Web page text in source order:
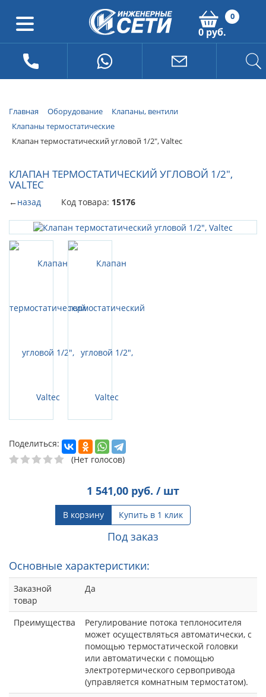
0
0 руб.
Главная Оборудование
Клапаны, вентили
Клапаны термостатические
Клапан термостатический угловой 1/2", Valtec
КЛАПАН ТЕРМОСТАТИЧЕСКИЙ УГЛОВОЙ 1/2",
VALTEC
←назад Код товара: 15176
Поделиться:
(Нет голосов)
1 541,00 руб. / шт
В корзину Купить в 1 клик
Под заказ
Основные характеристики:
Заказной
товар
Да
Преимущества
Регулирование потока теплоносителя
может осуществляться автоматически, с
помощью термостатической головки
или автоматически с помощью
электротермического сервопривода
(управляется комнатным термостатом).